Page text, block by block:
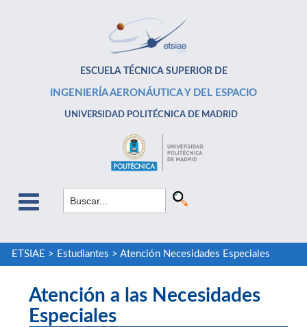
ESCUELA TÉCNICA SUPERIOR DE
INGENIERÍA AERONÁUTICA Y DEL ESPACIO
UNIVERSIDAD POLITÉCNICA DE MADRID
ETSIAE > Estudiantes > Atención Necesidades Especiales
Atención a las Necesidades
Especiales